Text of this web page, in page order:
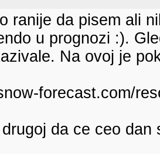
ranije da pisem ali
u prognozi :).
Na ovoj je
forecast.com/
da ce ceo dan